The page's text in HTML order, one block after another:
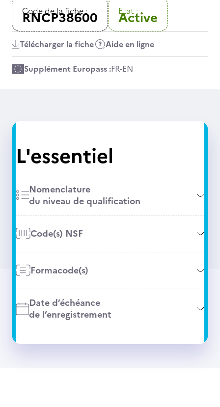
Code de la fiche :
RNCP38600 Etat :
Active
Télécharger la fiche Aide en ligne
Supplément Europass :FR-EN
L'essentiel
Nomenclature
du niveau de qualification
Code(s) NSF
Formacode(s)
Date d’échéance
de l’enregistrement